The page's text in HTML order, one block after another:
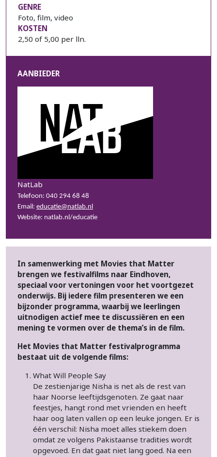
GENRE
Foto, film, video
KOSTEN
2,50 of 5,00 per lln.
AANBIEDER
NatLab
Telefoon: 040 294 68 48
Email: educatie@natlab.nl
Website: natlab.nl/educatie
In samenwerking met Movies that Matter
brengen we festivalfilms naar Eindhoven,
speciaal voor vertoningen voor het voortgezet
onderwijs. Bij iedere film presenteren we een
bijzonder programma, waarbij we leerlingen
uitnodigen actief mee te discussiëren en een
mening te vormen over de thema’s in de film.
Het Movies that Matter festivalprogramma
bestaat uit de volgende films:
What Will People Say
De zestienjarige Nisha is net als de rest van
haar Noorse leeftijdsgenoten. Ze gaat naar
feestjes, hangt rond met vrienden en heeft
haar oog laten vallen op een leuke jongen. Er is
één verschil: Nisha moet alles stiekem doen
omdat ze volgens Pakistaanse tradities wordt
opgevoed. En dat gaat niet lang goed. Na een